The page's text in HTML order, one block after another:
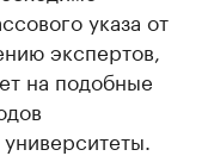
указа от
экспертов,
на подобные